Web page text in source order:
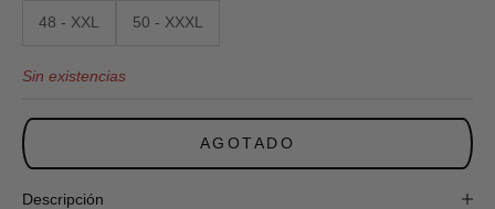
48 - XXL 50 - XXXL
Sin existencias
AGOTADO
Descripción
obtén
de
en
compra
online!